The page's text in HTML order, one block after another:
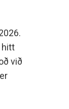
hitt
við